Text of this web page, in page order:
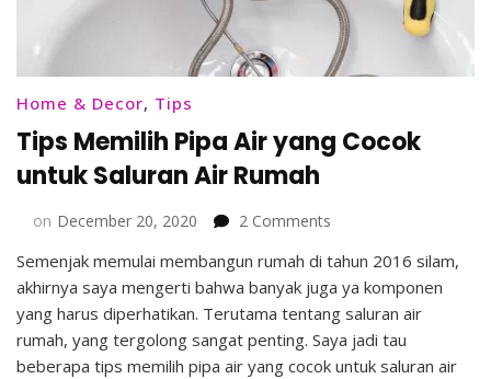
Home & Decor, Tips
Tips Memilih Pipa Air yang Cocok
untuk Saluran Air Rumah
on December 20, 2020 2 Comments
Memilih
Pipa
Air
yang
Cocok
Semenjak memulai membangun rumah di tahun 2016 silam,
akhirnya saya mengerti bahwa banyak juga ya komponen
yang harus diperhatikan. Terutama tentang saluran air
rumah, yang tergolong sangat penting. Saya jadi tau
beberapa tips memilih pipa air yang cocok untuk saluran air